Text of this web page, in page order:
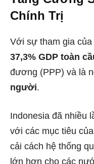
Chính Trị
Với sự tham gia
37,3% GDP toàn
đương (PPP) và là
người.
Indonesia đã nhiều
với các mục tiêu
cải cách hệ thống
lớn hơn cho các